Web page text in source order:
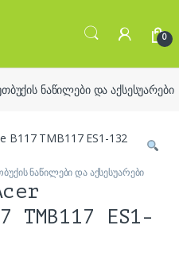
0
ნაწილები და აქსესუარები
ნაწილები და აქსესუარები
TMB117 ES1-